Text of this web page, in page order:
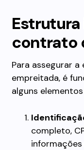
contrato
Para assegurar
empreitada, é
alguns
completo,